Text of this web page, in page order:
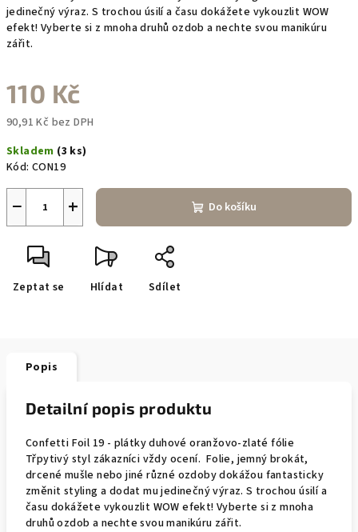
jedinečný výraz. S trochou úsilí a času dokážete vykouzlit WOW
efekt! Vyberte si z mnoha druhů ozdob a nechte svou manikúru
zářit.
110 Kč
90,91 Kč bez DPH
cena:
Skladem (3 ks)
Kód: CON19
+
− Do košíku
Zeptat se Hlídat Sdílet
Popis
Detailní popis produktu
Confetti Foil 19 - plátky duhové oranžovo-zlaté fólie
Třpytivý styl zákazníci vždy ocení. Folie, jemný brokát,
drcené mušle nebo jiné různé ozdoby dokážou fantasticky
změnit styling a dodat mu jedinečný výraz. S trochou úsilí a
času dokážete vykouzlit WOW efekt! Vyberte si z mnoha
druhů ozdob a nechte svou manikúru zářit.